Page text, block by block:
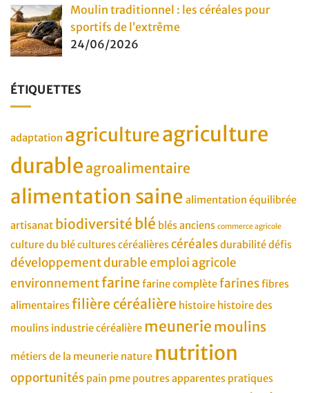
Moulin traditionnel : les céréales pour
sportifs de l’extrême
24/06/2026
ÉTIQUETTES
adaptation agricultureagriculture
durable agroalimentaire
alimentation saine alimentation équilibrée
artisanat biodiversité blé blés anciens commerce agricole
culture du blécultures céréalièrescéréalesdurabilitédéfis
développement durableemploi agricole
environnementfarine farine complètefarinesfibres
alimentairesfilière céréalière histoire histoire des
moulins industrie céréalière meunerie moulins
métiers de la meunerie nature nutrition
opportunités pain pme poutres apparentes pratiques